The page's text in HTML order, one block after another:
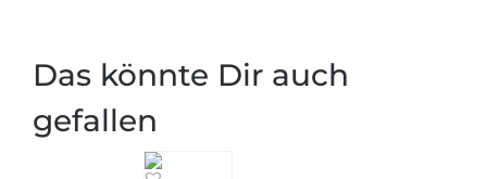
Das könnte Dir auch
gefallen